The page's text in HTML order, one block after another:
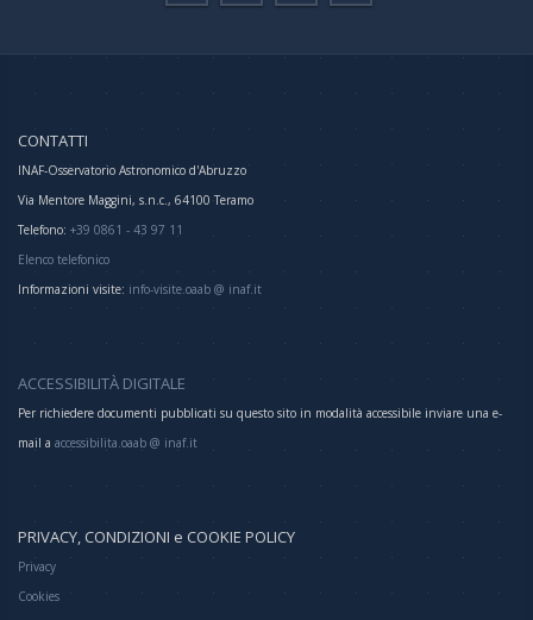
CONTATTI
INAF-Osservatorio Astronomico d'Abruzzo
Via Mentore Maggini, s.n.c., 64100 Teramo
Telefono: +39 0861 - 43 97 11
Elenco telefonico
Informazioni visite: info-visite.oaab @ inaf.it
ACCESSIBILITÀ DIGITALE
Per richiedere documenti pubblicati su questo sito in modalità accessibile inviare una e-
mail a accessibilita.oaab @ inaf.it
PRIVACY, CONDIZIONI e COOKIE POLICY
Privacy
Cookies